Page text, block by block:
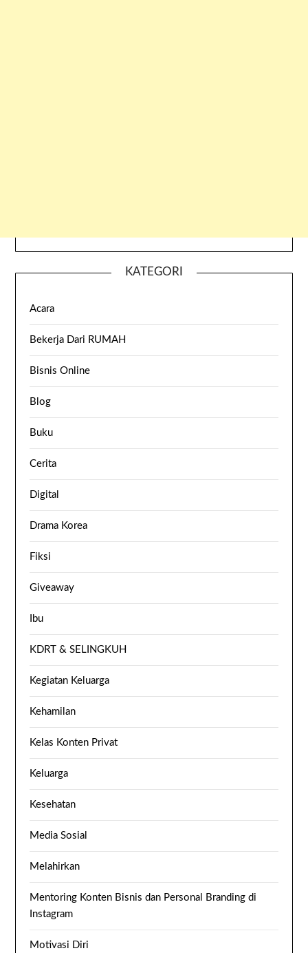
KATEGORI
Acara
Bekerja Dari RUMAH
Bisnis Online
Blog
Buku
Cerita
Digital
Drama Korea
Fiksi
Giveaway
Ibu
KDRT & SELINGKUH
Kegiatan Keluarga
Kehamilan
Kelas Konten Privat
Keluarga
Kesehatan
Media Sosial
Melahirkan
Mentoring Konten Bisnis dan Personal Branding di
Instagram
Motivasi Diri